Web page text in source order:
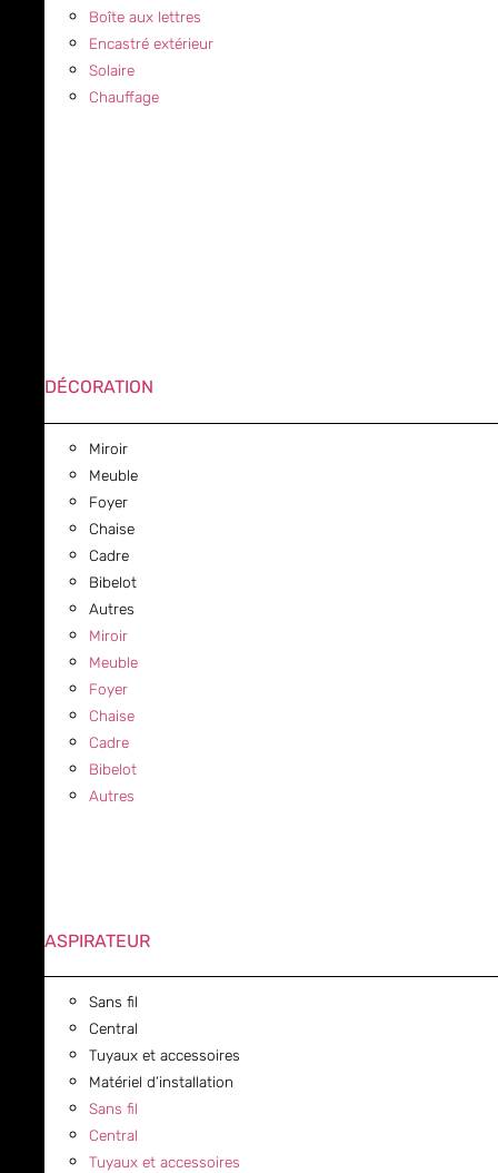
Boîte aux lettres
Encastré extérieur
Solaire
Chauffage
DÉCORATION
Miroir
Meuble
Foyer
Chaise
Cadre
Bibelot
Autres
Miroir
Meuble
Foyer
Chaise
Cadre
Bibelot
Autres
ASPIRATEUR
Sans fil
Central
Tuyaux et accessoires
Matériel d’installation
Sans fil
Central
Tuyaux et accessoires